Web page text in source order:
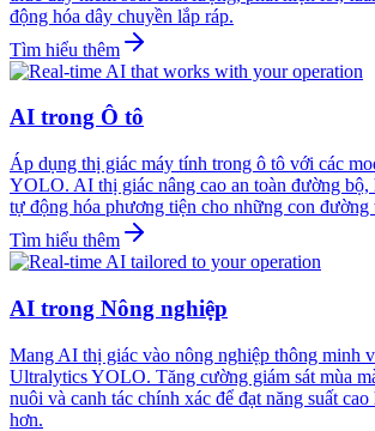
động hóa dây chuyền lắp ráp.
Tìm hiểu thêm
AI trong Ô tô
Áp dụng thị giác máy tính trong ô tô với các
YOLO. AI thị giác nâng cao an toàn đường bộ,
tự động hóa phương tiện cho những con đường
Tìm hiểu thêm
AI trong Nông nghiệp
Mang AI thị giác vào nông nghiệp thông minh
Ultralytics YOLO. Tăng cường giám sát mùa
nuôi và canh tác chính xác để đạt năng suất
hơn.